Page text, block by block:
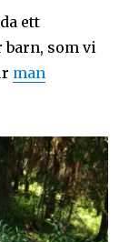
ett
barn, som vi
man